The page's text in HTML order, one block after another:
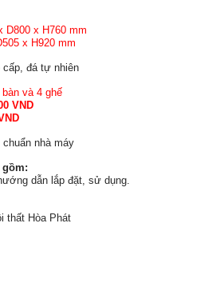
x H760 mm
x H920 mm
đá tự nhiên
và 4 ghế
VND
nhà máy
gồm:
dẫn lắp đặt, sử dụng.
thất Hòa Phát